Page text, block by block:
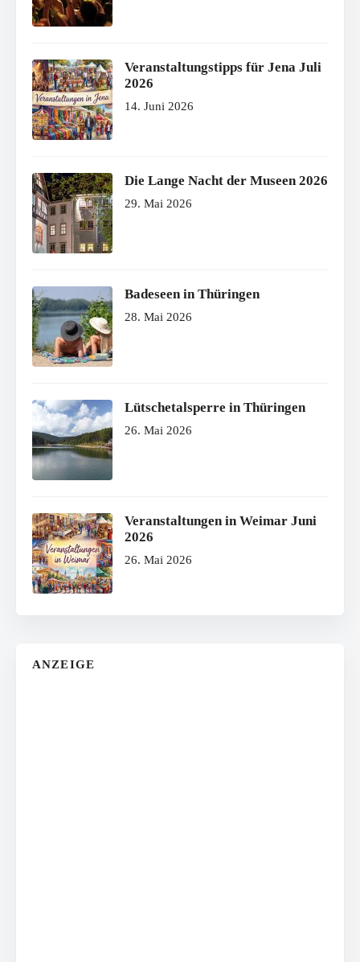
Veranstaltungstipps für Jena Juli
2026
14. Juni 2026
Die Lange Nacht der Museen 2026
29. Mai 2026
Badeseen in Thüringen
28. Mai 2026
Lütschetalsperre in Thüringen
26. Mai 2026
Veranstaltungen in Weimar Juni
2026
26. Mai 2026
ANZEIGE